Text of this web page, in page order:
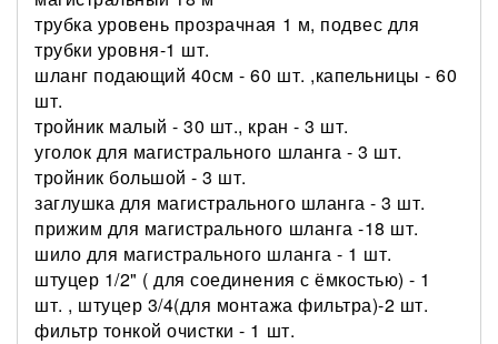
трубка уровень прозрачная 1 м, подвес для
трубки уровня-1 шт.
шланг подающий 40см - 60 шт. ,капельницы - 60
шт.
тройник малый - 30 шт., кран - 3 шт.
уголок для магистрального шланга - 3 шт.
тройник большой - 3 шт.
заглушка для магистрального шланга - 3 шт.
прижим для магистрального шланга -18 шт.
шило для магистрального шланга - 1 шт.
штуцер 1/2" ( для соединения с ёмкостью) - 1
шт. , штуцер 3/4(для монтажа фильтра)-2 шт.
фильтр тонкой очистки - 1 шт.